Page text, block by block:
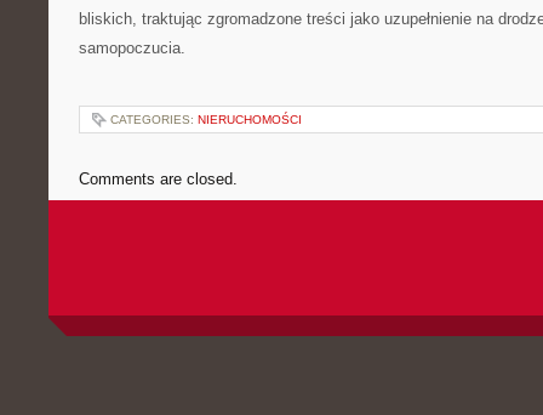
bliskich, traktując zgromadzone treści jako uzupełnienie na
samopoczucia.
CATEGORIES: NIERUCHOMOŚCI
Comments are closed.